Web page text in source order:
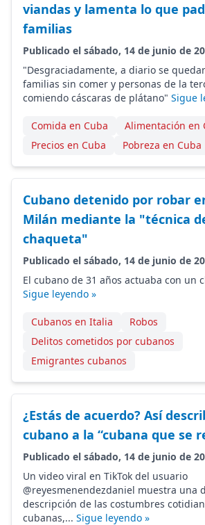
viandas y lamenta lo que
familias
Publicado el sábado, 14 de junio de
"Desgraciadamente, a diario se
familias sin comer y personas de la
comiendo cáscaras de plátano" Sigue
Comida en Cuba
Alimentación en
Precios en Cuba
Pobreza en Cuba
Cubano detenido por robar
Milán mediante la "técnica
chaqueta"
Publicado el sábado, 14 de junio de
El cubano de 31 años actuaba con un
Sigue leyendo »
Cubanos en Italia
Robos
Delitos cometidos por cubanos
Emigrantes cubanos
¿Estás de acuerdo? Así
cubano a la “cubana que se
Publicado el sábado, 14 de junio de
Un video viral en TikTok del usuario
@reyesmenendezdaniel muestra una
descripción de las costumbres
cubanas,... Sigue leyendo »